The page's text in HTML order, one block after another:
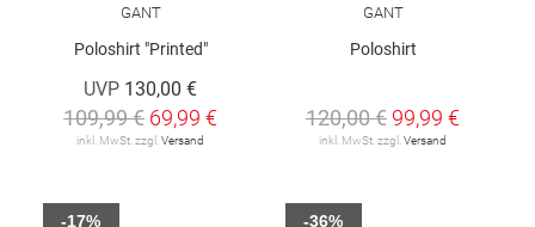
GANT
Poloshirt "Printed"
UVP 130,00 €
109,99 € 69,99 €
inkl. MwSt. zzgl. Versand
GANT
Poloshirt
120,00 € 99,99 €
inkl. MwSt. zzgl. Versand
-17% -36%